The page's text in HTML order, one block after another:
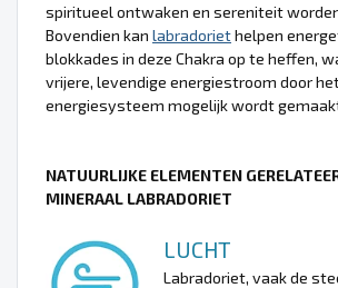
spiritueel ontwaken en sereniteit
Bovendien kan labradoriethelpen
blokkades in deze Chakra op te heffen,
vrijere, levendige energiestroom door
energiesysteem mogelijk wordt
NATUURLIJKE ELEMENTEN
MINERAAL LABRADORIET
LUCHT
Labradoriet, vaak de